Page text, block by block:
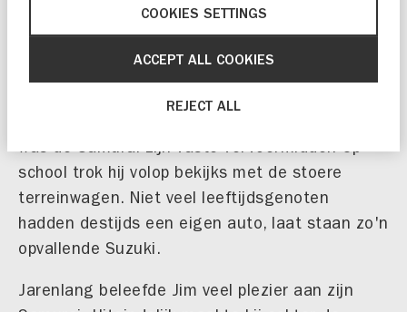
In de jaren '80 kreeg Jim van zijn ouders op zijn
voordat hij zijn rijbewijs had, mocht Jim al
achter het stuur plaatsnemen op afgesloten
was de Samurai zijn vaste vervoermiddel. Op
school trok hij volop bekijks met de stoere
terreinwagen. Niet veel leeftijdsgenoten
hadden destijds een eigen auto, laat staan zo'n
opvallende Suzuki.
Jarenlang beleefde Jim veel plezier aan zijn
COOKIES SETTINGS
REJECT ALL
ACCEPT ALL COOKIES